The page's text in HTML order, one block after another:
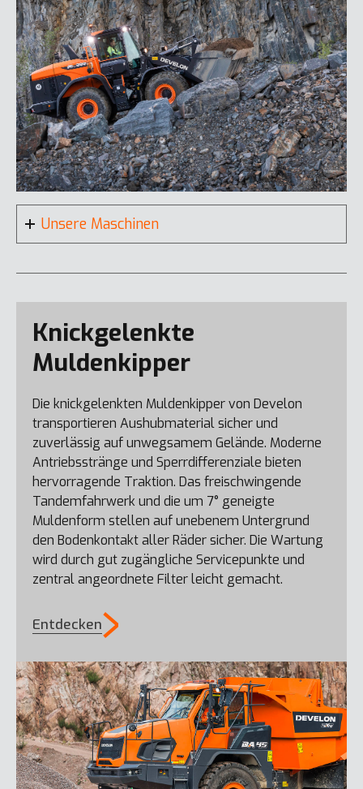
DX230LCE-7
DX250LCE-7
DX260LC-9
Unsere Maschinen
DL320-7
DL380-7
Knickgelenkte
Muldenkipper
Die knickgelenkten Muldenkipper von Develon
transportieren Aushubmaterial sicher und
zuverlässig auf unwegsamem Gelände. Moderne
Antriebsstränge und Sperrdifferenziale bieten
hervorragende Traktion. Das freischwingende
Tandemfahrwerk und die um 7° geneigte
Muldenform stellen auf unebenem Untergrund
den Bodenkontakt aller Räder sicher. Die Wartung
wird durch gut zugängliche Servicepunkte und
zentral angeordnete Filter leicht gemacht.
Entdecken